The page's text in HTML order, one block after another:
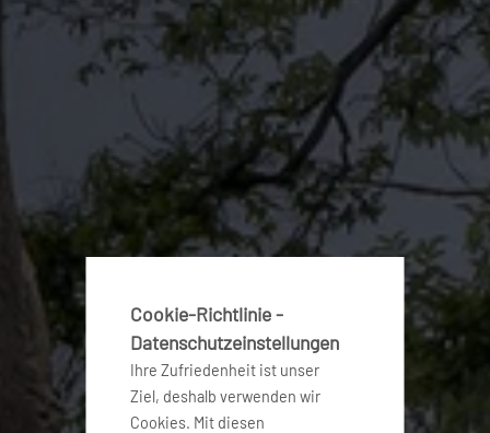
Cookie-Richtlinie -
Datenschutzeinstellungen
Ihre Zufriedenheit ist unser
Ziel, deshalb verwenden wir
Cookies. Mit diesen